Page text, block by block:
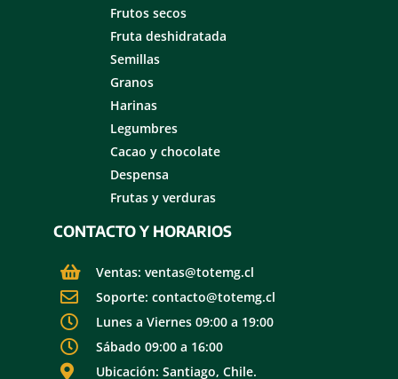
Frutos secos
Fruta deshidratada
Semillas
Granos
Harinas
Legumbres
Cacao y chocolate
Despensa
Frutas y verduras
CONTACTO Y HORARIOS
Ventas: ventas@totemg.cl
Soporte: contacto@totemg.cl
Lunes a Viernes 09:00 a 19:00
Sábado 09:00 a 16:00
Ubicación: Santiago, Chile.